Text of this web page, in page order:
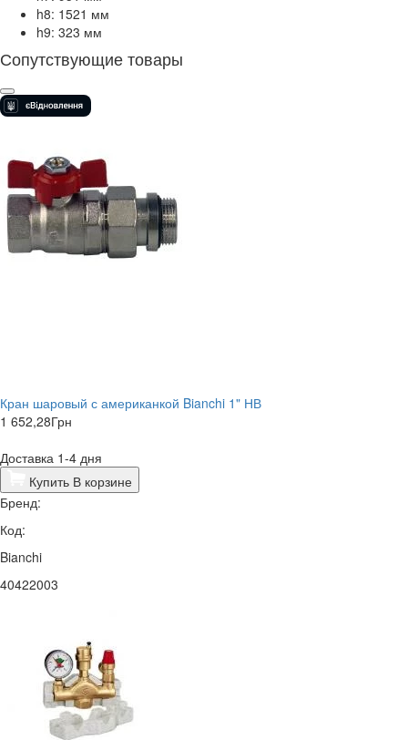
h8: 1521 мм
h9: 323 мм
Сопутствующие товары
Кран шаровый с американкой Bianchi 1" НВ
1 652,28Грн
Доставка 1-4 дня
Купить В корзине
Бренд:
Код:
Bianchi
40422003